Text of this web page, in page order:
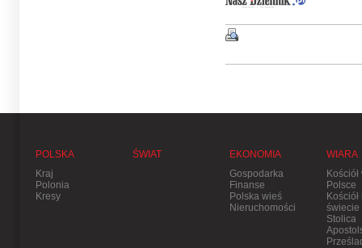
POLSKA
Kraj
Polonia
Kresy
ŚWIAT
EKONOMIA
Gospodarka
Finanse
Polska wieś
Nieruchomości
WIARA
Kościół
Polsce
Kościół
świecie
Stolica